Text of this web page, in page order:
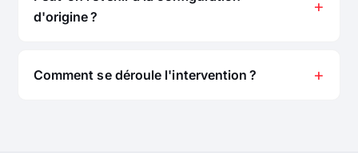
d'origine ?
Comment se déroule l'intervention ?